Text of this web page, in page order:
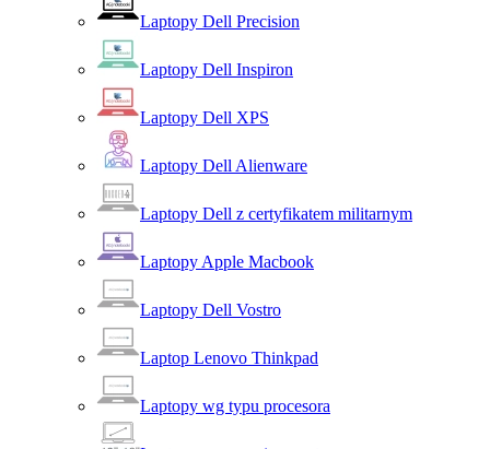
Laptopy Dell Precision
Laptopy Dell Inspiron
Laptopy Dell XPS
Laptopy Dell Alienware
Laptopy Dell z certyfikatem militarnym
Laptopy Apple Macbook
Laptopy Dell Vostro
Laptop Lenovo Thinkpad
Laptopy wg typu procesora